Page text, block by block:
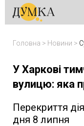
Головна > Новини >
У Харкові
вулицю: яка
Перекриття
дня 8 липня